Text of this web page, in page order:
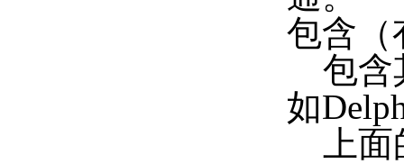
包含（
包含
如
上面